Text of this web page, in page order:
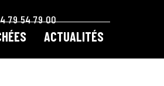
79 54 79 00
ACTUALITÉS